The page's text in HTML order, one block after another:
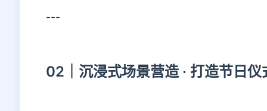
---
02｜沉浸式场景营造 · 打造节日仪